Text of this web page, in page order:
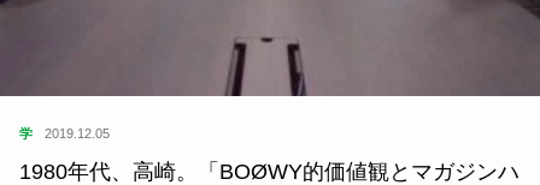
学 2019.12.05
1980年代、高崎。「BOØWY的価値観とマガジンハ